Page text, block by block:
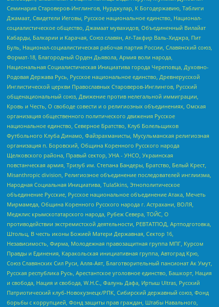
Семинария Староверов-Инглингов, Нурджулар, К Богодержавию, Таблиги
Джамаат, Свидетели Иеговы, Русское национальное единство, Национал-
социалистическое общество, Джамаат мувахидов, Объединенный Вилайат
Кабарды, Балкарии и Карачая, Союз славян, Ат-Такфир Валь-Хиджра, Пит
Буль, Национал-социалистическая рабочая партия России, Славянский союз,
Формат-18, Благородный Орден Дьявола, Армия воли народа,
Национальная Социалистическая Инициатива города Череповца, Духовно-
Родовая Держава Русь, Русское национальное единство, Древнерусской
Инглистической церкви Православных Староверов-Инглингов, Русский
общенациональный союз, Движение против нелегальной иммиграции,
Кровь и Честь, О свободе совести и о религиозных объединениях, Омская
организация общественного политического движения Русское
национальное единство, Северное Братство, Клуб Болельщиков
Футбольного Клуба Динамо, Файзрахманисты, Мусульманская религиозная
организация п. Боровский, Община Коренного Русского народа
Щелковского района, Правый сектор, УНА - УНСО, Украинская
повстанческая армия, Тризуб им. Степана Бандеры, Братство, Белый Крест,
Misanthropic division, Религиозное объединение последователей инглиизма,
Народная Социальная Инициатива, TulaSkins, Этнополитическое
объединение Русские, Русское национальное объединение Атака, Мечеть
Мирмамеда, Община Коренного Русского народа г. Астрахани, ВОЛЯ,
Меджлис крымскотатарского народа, Рубеж Севера, ТОЙС, О
противодействии экстремистской деятельности, РЕВТАТПОД, Артподготовка,
Штольц, В честь иконы Божией Матери Державная, Сектор 16,
Независимость, Фирма, Молодежная правозащитная группа МПГ, Курсом
Правды и Единения, Каракольская инициативная группа, Автоград Крю,
Союз Славянских Сил Руси, Алля-Аят, Благотворительный пансионат Ак Умут,
Русская республика Русь, Арестантское уголовное единство, Башкорт, Нация
и свобода, Нация и свобода, W.H.С., Фалунь Дафа, Иртыш Ultras, Русский
Патриотический клуб-Новокузнецк/РПК, Сибирский державный союз, Фонд
борьбы с коррупцией, Фонд защиты прав граждан, Штабы Навального,